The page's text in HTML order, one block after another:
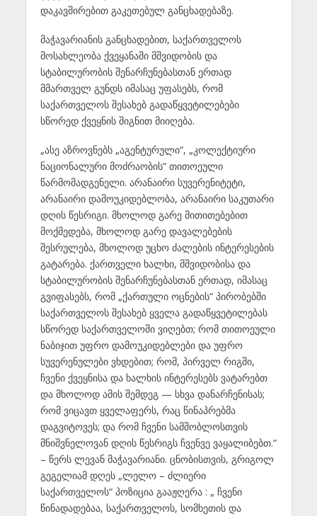
დაკავშირებით გაკეთებულ განცხადებაზე.
მაჭავარიანის განცხადებით, საქართველოს
მოსახლეობა ქვეყანაში მშვიდობის და
სტაბილურობის შენარჩუნებასთან ერთად
მმართველ გუნდს იმასაც უფასებს, რომ
საქართველოს შესახებ გადაწყვეტილებები
სწორედ ქვეყნის შიგნით მიიღება.
„ასე აზროვნებს „აგენტურული“, „კოლექტიური
ნაციონალური მოძრაობის“ თითოეული
წარმომადგენელი. არანაირი სუვერენიტეტი,
არანაირი დამოუკიდებლობა, არანაირი საკუთარი
დღის წესრიგი. მხოლოდ გარე მითითებებით
მოქმედება, მხოლოდ გარე დავალებების
შესრულება, მხოლოდ უცხო ძალების ინტერესების
გატარება. ქართველი ხალხი, მშვიდობისა და
სტაბილურობის შენარჩუნებასთან ერთად, იმასაც
გვიფასებს, რომ „ქართული ოცნების“ პირობებში
საქართველოს შესახებ ყველა გადაწყვეტილებას
სწორედ საქართველოში ვიღებთ; რომ თითოეული
ნაბიჯით უფრო დამოუკიდებლები და უფრო
სუვერენულები ვხდებით; რომ, პირველ რიგში,
ჩვენი ქვეყნისა და ხალხის ინტერესებს ვატარებთ
და მხოლოდ ამის შემდეგ — სხვა დანარჩენისას;
რომ ვიცავთ ყველაფერს, რაც წინაპრებმა
დაგვიტოვეს; და რომ ჩვენი სამშობლოსთვის
მნიშვნელოვან დღის წესრიგს ჩვენვე ვაყალიბებთ.“
– წერს ლევან მაჭავარიანი. ცნობისთვის, გრიგოლ
გეგელიამ დღეს „ლელო – ძლიერი
საქართველოს“ პოზიცია გააჟღერა : „ ჩვენი
წინადადებაა, საქართველოს, სომხეთის და